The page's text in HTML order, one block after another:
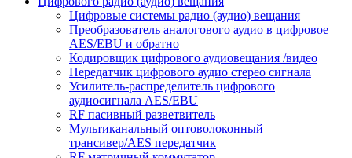
Цифровые системы радио (аудио) вещания
Преобразователь аналогового аудио в цифровое
AES/EBU и обратно
Кодировщик цифрового аудиовещания /видео
Передатчик цифрового аудио стерео сигнала
Усилитель-распределитель цифрового
аудиосигнала AES/EBU
RF пасивный разветвитель
Мультиканальный оптоволоконный
трансивер/AES передатчик